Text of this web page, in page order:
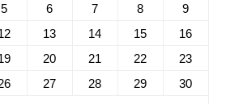
5 6 7 8
9
13 14 15
16
20 21 22
23
27 28 29
30